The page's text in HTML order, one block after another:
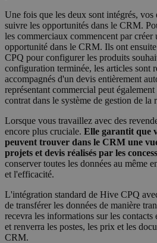
Une fois que les deux sont intégrés, vos
suivre les opportunités dans le CRM.
les commerciaux commencent par créer
opportunité dans le CRM. Ils ont
CPQ pour configurer les produits
configuration terminée, les articles sont
accompagnés d'un devis entièrement
représentant commercial peut
contrat dans le système de gestion de la
Lorsque vous travaillez avec des
encore plus cruciale. Elle garantit que
peuvent trouver dans le CRM une
projets et devis réalisés par les
conserver toutes les données au même
et l'efficacité.
L'intégration standard de Hive CPQ
de transférer les données de manière
recevra les informations sur les
et renverra les postes, les prix et les
CRM.